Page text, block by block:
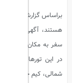
براساس گزارش‌ها،
هستند، آگهی‌های
سفر به مکان‌های
در این تورها، بازدید
شمالی، کیم جونگ ایل،